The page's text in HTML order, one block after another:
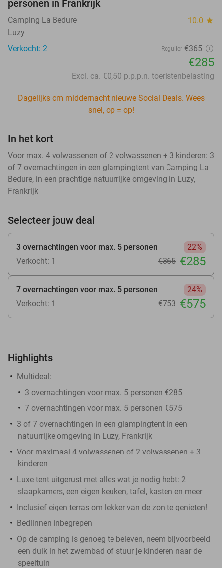
personen in Frankrijk
Camping La Bedure 10.0 star
Luzy
Verkocht: 2
Regulier €365
€285
Excl. ca. €0,50 p.p.p.n. toeristenbelasting
Dagelijks om middernacht nieuwe Social Deals. Wees
snel, op = op!
In het kort
Voor max. 4 volwassenen of 2 volwassenen + 3 kinderen: 3
of 7 overnachtingen in een glampingtent van Camping La
Bedure, in een prachtige natuurrijke omgeving in Luzy,
Frankrijk
Selecteer jouw deal
3 overnachtingen voor max. 5 personen
22%
Verkocht: 1
€365 €285
7 overnachtingen voor max. 5 personen
24%
Verkocht: 1
€753 €575
Highlights
Multideal:
3 overnachtingen voor max. 5 personen €285
7 overnachtingen voor max. 5 personen €575
3 of 7 overnachtingen in een glampingtent in een
natuurrijke omgeving in Luzy, Frankrijk
Voor maximaal 4 volwassenen of 2 volwassenen + 3
kinderen
Luxe tent uitgerust met alles wat je nodig hebt: 2
slaapkamers, een eigen keuken, tafel, kasten en meer
Inclusief eigen terras om lekker van de zon te genieten!
Bedlinnen inbegrepen
Op de camping is genoeg te beleven, neem bijvoorbeeld
een duik in het zwembad of stuur je kinderen naar de
speeltuin